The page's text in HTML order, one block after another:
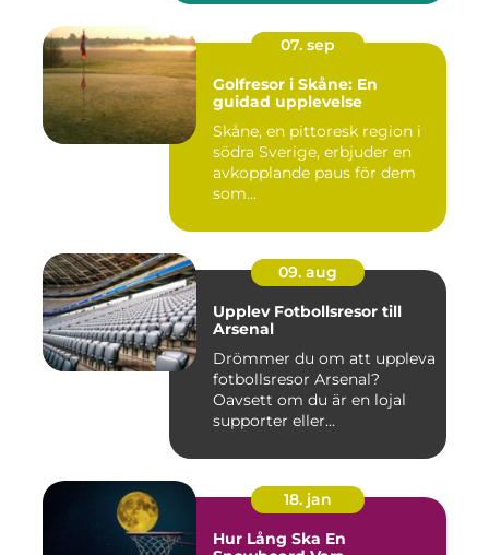
07. sep
Golfresor i Skåne: En
guidad upplevelse
Skåne, en pittoresk region i
södra Sverige, erbjuder en
avkopplande paus för dem
som...
09. aug
Upplev Fotbollsresor till
Arsenal
Drömmer du om att uppleva
fotbollsresor Arsenal?
Oavsett om du är en lojal
supporter eller...
18. jan
Hur Lång Ska En